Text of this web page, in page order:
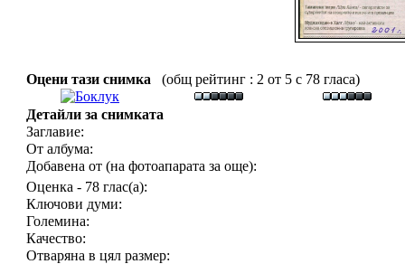
Оцени тази снимка (общ рейтинг : 2 от 5 с 78 гласа)
Детайли за снимката
Заглавие:
От албума:
Добавена от (на фотоапарата за още):
Оценка - 78 глас(а):
Ключови думи:
Големина:
Качество:
Отваряна в цял размер: